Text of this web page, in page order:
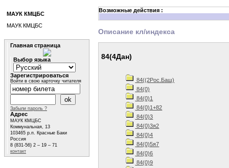
Возможные действия :
Описание кл/индекса
84(4Дан)
84((2Рос.Баш)
84(0)
84(0)1
84(0)1+82
84(0)3
84(0)3я2
84(0)4
84(0)5я7
84(0)6
84(0)9
МАУК КМЦБС
МАУК КМЦБС
Главная страница
Выбор языка
Зарегистрироваться
Войти в свою карточку читателя
Забыли пароль ?
Адрес
МАУК КМЦБС
Коммунальная, 13
103465 р.п. Красные Баки
Россия
8 (831-56) 2 – 19 – 71
контакт